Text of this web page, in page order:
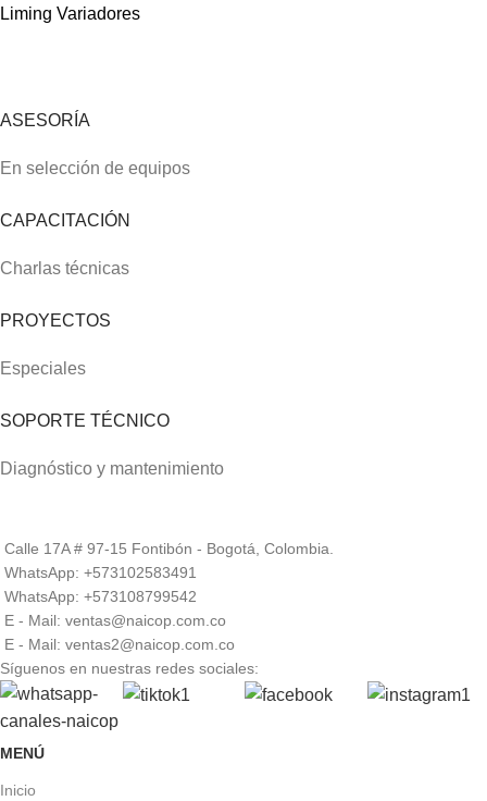
Liming Variadores
ASESORÍA
En selección de equipos
CAPACITACIÓN
Charlas técnicas
PROYECTOS
Especiales
SOPORTE TÉCNICO
Diagnóstico y mantenimiento
Calle 17A # 97-15 Fontibón - Bogotá, Colombia.
WhatsApp: +573102583491
WhatsApp: +573108799542
E - Mail: ventas@naicop.com.co
E - Mail: ventas2@naicop.com.co
Síguenos en nuestras redes sociales:
MENÚ
Inicio